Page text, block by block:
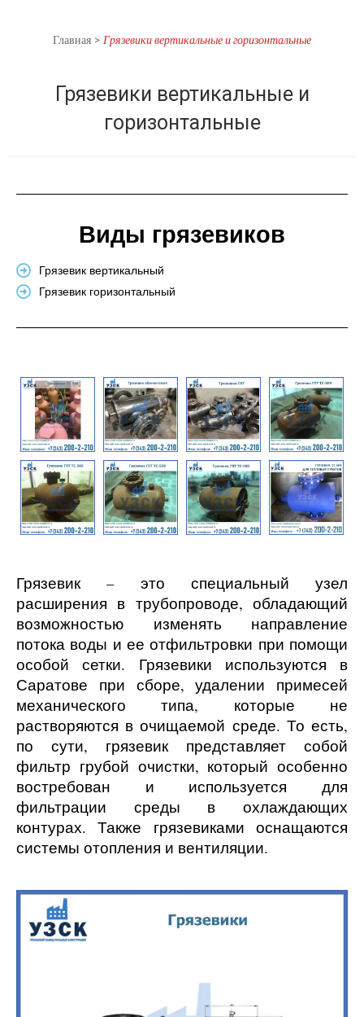
Главная > Грязевики вертикальные и горизонтальные
Грязевики вертикальные и
горизонтальные
Виды грязевиков
Грязевик вертикальный
Грязевик горизонтальный
Грязевик – это специальный узел
расширения в трубопроводе, обладающий
возможностью изменять направление
потока воды и ее отфильтровки при помощи
особой сетки. Грязевики используются в
Саратове при сборе, удалении примесей
механического типа, которые не
растворяются в очищаемой среде. То есть,
по сути, грязевик представляет собой
фильтр грубой очистки, который особенно
востребован и используется для
фильтрации среды в охлаждающих
контурах. Также грязевиками оснащаются
системы отопления и вентиляции.